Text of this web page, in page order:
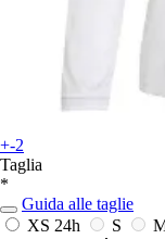
+-2
Taglia
*
Guida alle taglie
XS 24h S